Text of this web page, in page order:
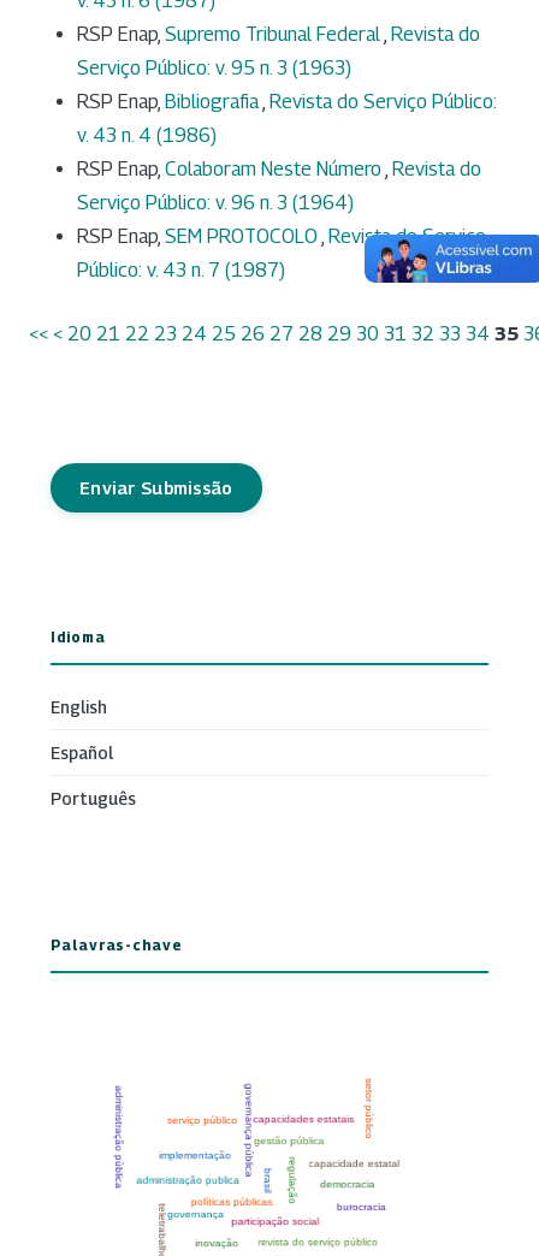
RSP Enap, Supremo Tribunal Federal Revista do
Serviço Público: v. 95 n. 3 (1963)
RSP Enap, Bibliografia Revista do Serviço Público:
v. 43 n. 4 (1986)
RSP Enap, Colaboram Neste Número Revista do
Serviço Público: v. 96 n. 3 (1964)
RSP Enap, SEM PROTOCOLO Revista do Serviço
Público: v. 43 n. 7 (1987)
<< < 20 21 22 23 24 25 26 27 28 29 30 31 32 33 34 35
Enviar Submissão
Idioma
English
Español
Português
Palavras-chave